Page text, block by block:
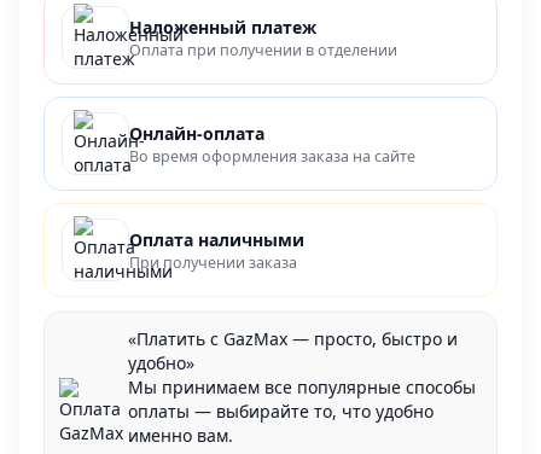
Наложенный платеж
Оплата при получении в отделении
Онлайн-оплата
Во время оформления заказа на сайте
Оплата наличными
При получении заказа
«Платить с GazMax — просто, быстро и
удобно»
Мы принимаем все популярные способы
оплаты — выбирайте то, что удобно
именно вам.